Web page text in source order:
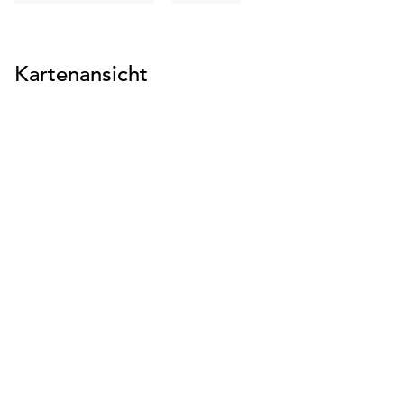
Kartenansicht